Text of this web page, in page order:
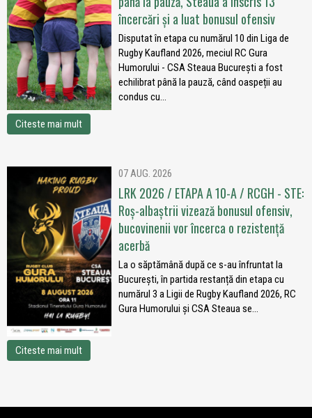
încercări și a luat bonusul ofensiv
Disputat în etapa cu numărul 10 din Liga de
Rugby Kaufland 2026, meciul RC Gura
Humorului - CSA Steaua București a fost
echilibrat până la pauză, când oaspeții au
condus cu...
Citeste mai mult
07 AUG. 2026
LRK 2026 / ETAPA A 10-A / RCGH - STE:
Roș-albaștrii vizează bonusul ofensiv,
bucovinenii vor încerca o rezistență
acerbă
La o săptămână după ce s-au înfruntat la
București, în partida restanță din etapa cu
numărul 3 a Ligii de Rugby Kaufland 2026, RC
Gura Humorului și CSA Steaua se...
Citeste mai mult